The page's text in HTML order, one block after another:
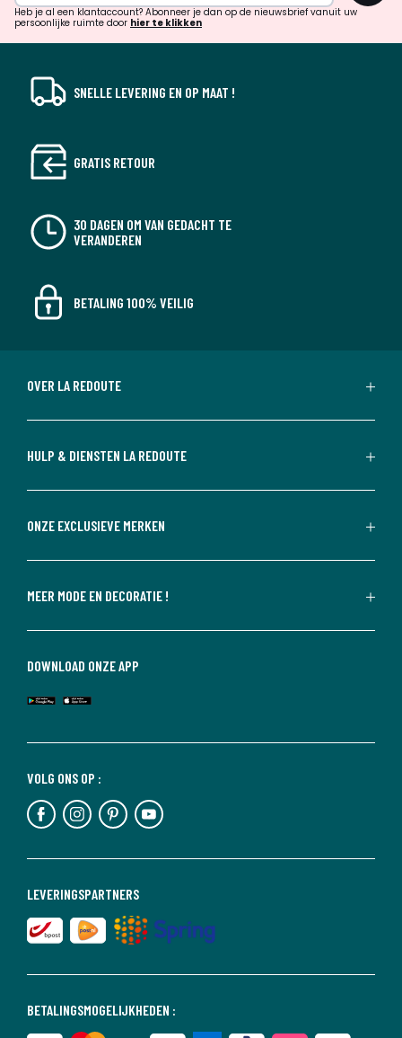
verrassingen?
Heb je al een klantaccount? Abonneer je dan op de nieuwsbrief vanuit uw
persoonlijke ruimte door hier te klikken
SNELLE LEVERING EN OP MAAT !
GRATIS RETOUR
30 DAGEN OM VAN GEDACHT TE
VERANDEREN
BETALING 100% VEILIG
OVER LA REDOUTE
HULP & DIENSTEN LA REDOUTE
ONZE EXCLUSIEVE MERKEN
MEER MODE EN DECORATIE !
BETALINGSMOGELIJKHEDEN :
LEVERINGSPARTNERS
VOLG ONS OP :
DOWNLOAD ONZE APP